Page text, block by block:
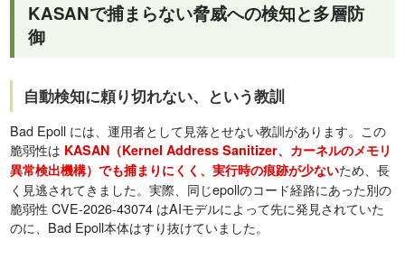
KASANで捕まらない脅威への検知と多層防
御
自動検知に頼り切れない、という教訓
Bad Epoll には、運用者として見落とせない教訓があります。この
脆弱性は KASAN（Kernel Address Sanitizer、カーネルのメモリ
異常検出機構）でも捕まりにくく、実行時の痕跡が少ないため、長
く見逃されてきました。実際、同じepollのコード経路にあった別の
脆弱性 CVE-2026-43074 はAIモデルによって先に発見されていた
のに、Bad Epoll本体はすり抜けていました。